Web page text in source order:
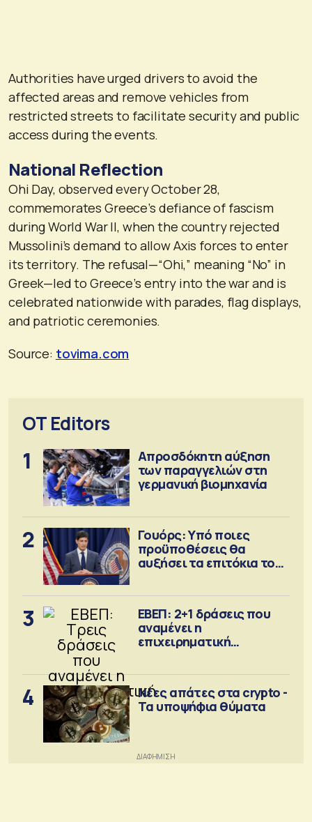
Authorities have urged drivers to avoid the
affected areas and remove vehicles from
restricted streets to facilitate security and public
access during the events.
National Reflection
Ohi Day, observed every October 28,
commemorates Greece’s defiance of fascism
during World War II, when the country rejected
Mussolini’s demand to allow Axis forces to enter
its territory. The refusal—“Ohi,” meaning “No” in
Greek—led to Greece’s entry into the war and is
celebrated nationwide with parades, flag displays,
and patriotic ceremonies.
Source: tovima.com
OT Editors
1
Απροσδόκητη αύξηση
των παραγγελιών στη
γερμανική βιομηχανία
2
Γουόρς: Υπό ποιες
προϋποθέσεις θα
αυξήσει τα επιτόκια τον
3
ΕΒΕΠ: 2+1 δράσεις που
αναμένει η
επιχειρηματική
4
Νέες απάτες στα crypto -
Τα υποψήφια θύματα